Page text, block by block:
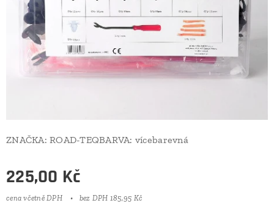
ZNAČKA:ROAD-TEQBARVA: vícebarevná
225,00 Kč
cena včetně DPH bez DPH 185,95 Kč